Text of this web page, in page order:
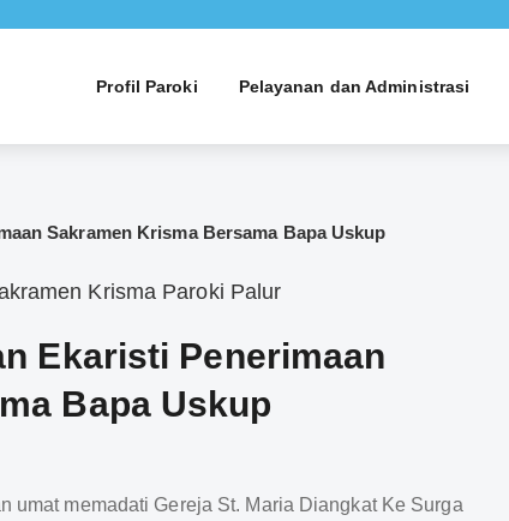
Profil Paroki Pelayanan dan Administrasi
Sakramen Krisma Bersama Bapa Uskup
Ekaristi Penerimaan
Bapa Uskup
umat memadati Gereja St. Maria Diangkat Ke Surga